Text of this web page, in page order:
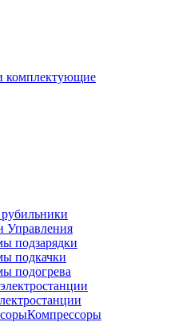
комплектующие
Управления
подзарядки
подкачки
подогрева
Компрессоры